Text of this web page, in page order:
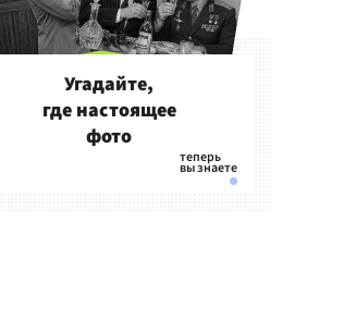
Угадайте,
где настоящее
фото